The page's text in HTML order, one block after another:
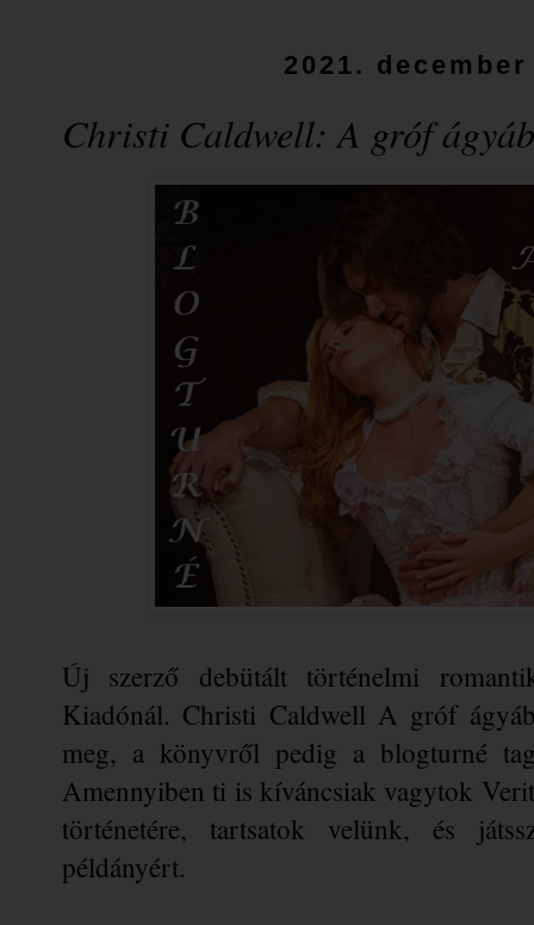
2021.
Christi Caldwell: A ​gróf
Új szerző debütált történelmi
Kiadónál. Christi Caldwell A ​gróf
meg, a könyvről pedig a blogturné
Amennyiben ti is kíváncsiak vagytok
történetére, tartsatok velünk, és
példányért.